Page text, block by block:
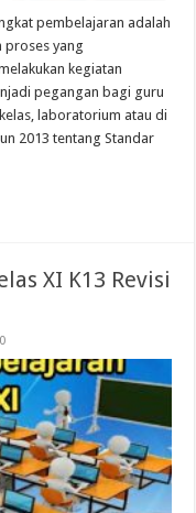
pembelajaran adalah
proses yang
kegiatan
pegangan bagi guru
laboratorium atau di
2013 tentang Standar
XI K13 Revisi
0